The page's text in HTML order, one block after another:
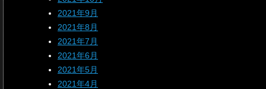
2021年9月
2021年8月
2021年7月
2021年6月
2021年5月
2021年4月